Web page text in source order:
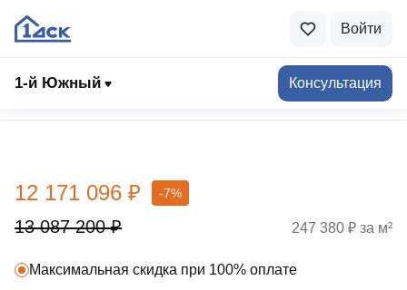
Войти
1-й Южный Консультация
Выбрать квартиру
13 087 200 ₽
12 171 096 ₽ -7%
Максимальная скидка при 100% оплате
247 380 ₽ за м²